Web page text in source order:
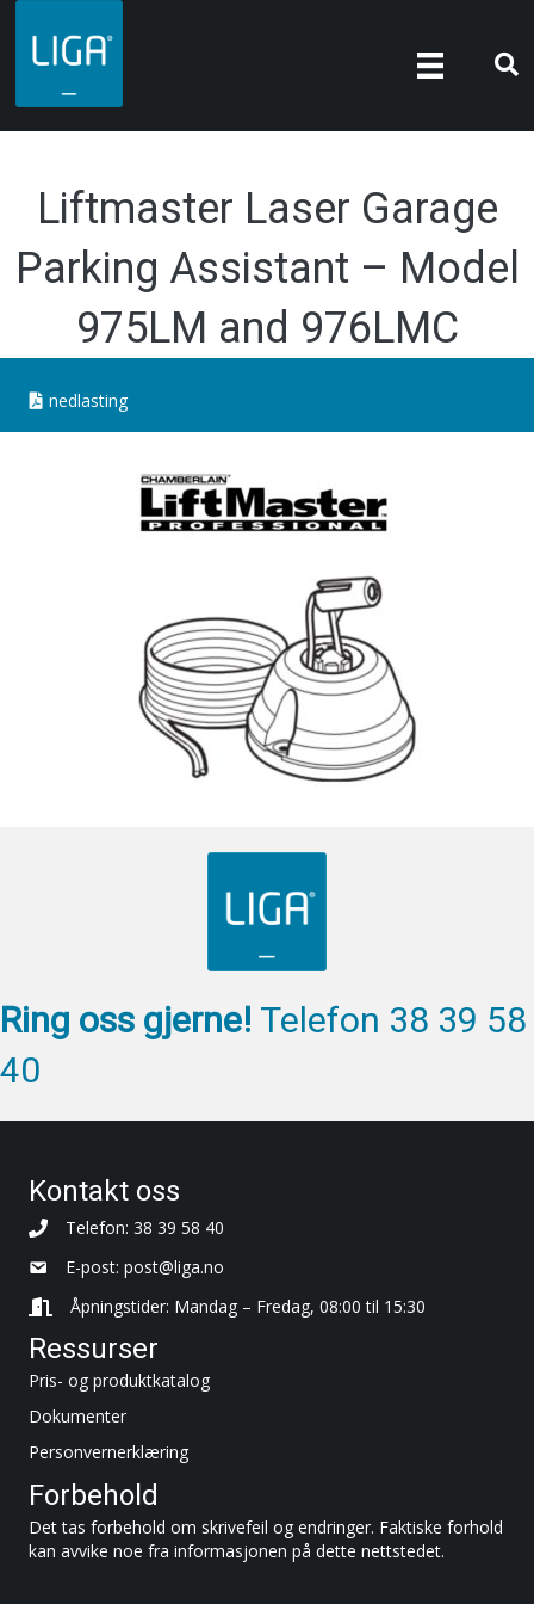
Liftmaster Laser Garage
Parking Assistant – Model
975LM and 976LMC
nedlasting
Ring oss gjerne! Telefon 38 39 58
40
Kontakt oss
Telefon: 38 39 58 40
E-post: post@liga.no
Åpningstider: Mandag – Fredag, 08:00 til 15:30
Ressurser
Pris- og produktkatalog
Dokumenter
Personvernerklæring
Forbehold
Det tas forbehold om skrivefeil og endringer. Faktiske forhold
kan avvike noe fra informasjonen på dette nettstedet.